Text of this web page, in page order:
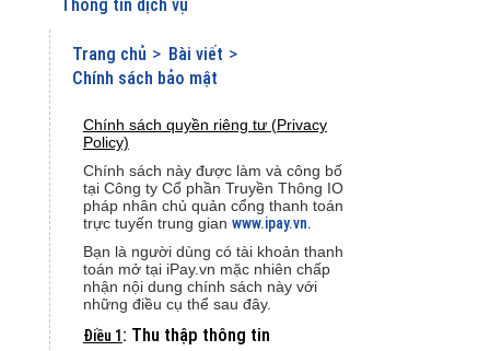
Thông tin dịch vụ
Trang chủ
Bài viết
Chính sách bảo mật
Chính sách quyền riêng tư (Privacy
Policy)
Chính sách này được làm và công bố
tại Công ty Cổ phần Truyền Thông IO
pháp nhân chủ quản cổng thanh toán
trực tuyến trung gian www.ipay.vn.
Bạn là người dùng có tài khoản thanh
toán mở tại iPay.vn mặc nhiên chấp
nhận nội dung chính sách này với
những điều cụ thể sau đây.
Điều 1 : Thu thập thông tin